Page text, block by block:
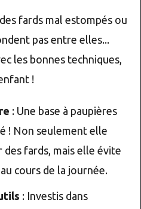
fards mal estompés ou
pas entre elles...
les bonnes techniques,
!
: Une base à paupières
! Non seulement elle
fards, mais elle évite
cours de la journée.
: Investis dans